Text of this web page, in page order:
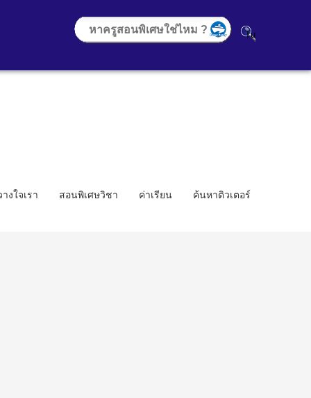
งใจเรา สอนพิเศษวิชา ค่าเรียน ค้นหาติวเตอร์